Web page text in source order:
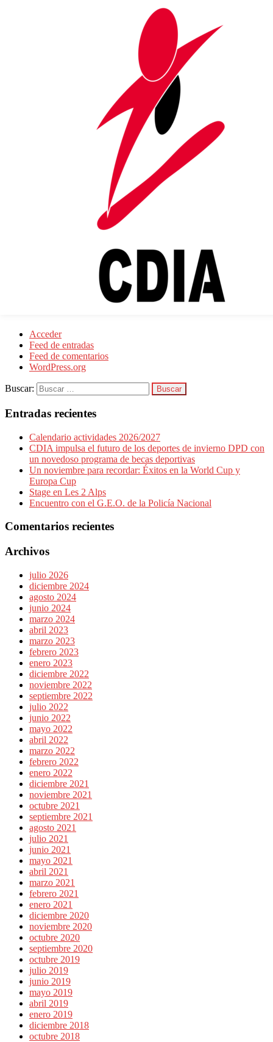
ZOLD_Transparencia
Calendario actividades 2026/2027
CDIA impulsa el futuro de los deportes de invierno DPD con
un novedoso programa de becas deportivas
Un noviembre para recordar: Éxitos en la World Cup y
Encuentro con el G.E.O. de la Policía Nacional
Acceder
Feed de entradas
Feed de comentarios
WordPress.org
Buscar:
Entradas recientes
Calendario actividades 2026/2027
CDIA impulsa el futuro de los deportes de invierno DPD con
un novedoso programa de becas deportivas
Un noviembre para recordar: Éxitos en la World Cup y
Europa Cup
Stage en Les 2 Alps
Encuentro con el G.E.O. de la Policía Nacional
Comentarios recientes
Archivos
julio 2026
diciembre 2024
agosto 2024
junio 2024
marzo 2024
abril 2023
marzo 2023
febrero 2023
enero 2023
diciembre 2022
noviembre 2022
septiembre 2022
julio 2022
junio 2022
mayo 2022
abril 2022
marzo 2022
febrero 2022
enero 2022
diciembre 2021
noviembre 2021
octubre 2021
septiembre 2021
agosto 2021
julio 2021
junio 2021
mayo 2021
abril 2021
marzo 2021
febrero 2021
enero 2021
diciembre 2020
noviembre 2020
octubre 2020
septiembre 2020
octubre 2019
julio 2019
junio 2019
mayo 2019
abril 2019
enero 2019
diciembre 2018
octubre 2018